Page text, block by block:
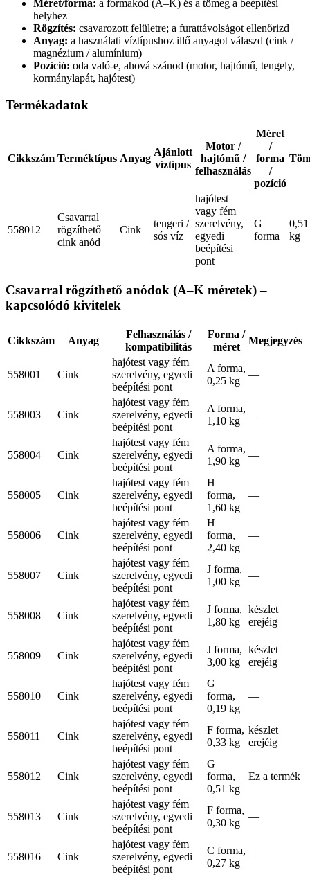
Méret/forma: a formakód (A–K) és a tömeg a beépítési
helyhez
Rögzítés: csavarozott felületre; a furattávolságot ellenőrizd
Anyag: a használati víztípushoz illő anyagot válaszd (cink /
magnézium / alumínium)
Pozíció: oda való-e, ahová szánod (motor, hajtómű, tengely,
kormánylapát, hajótest)
Termékadatok
Cikkszám Terméktípus Anyag
Ajánlott
víztípus
Motor /
hajtómű /
felhasználás
Méret
/
forma
/
pozíció
558012
Csavarral
rögzíthető
cink anód
Cink
tengeri /
sós víz
hajótest
vagy fém
szerelvény,
egyedi
beépítési
pont
G
forma
0,51
kg
Csavarral rögzíthető anódok (A–K méretek) –
kapcsolódó kivitelek
Cikkszám Anyag
Felhasználás /
kompatibilitás
Forma /
méret
Megjegyzés
558001 Cink
hajótest vagy fém
szerelvény, egyedi
beépítési pont
A forma,
0,25 kg
—
558003 Cink
hajótest vagy fém
szerelvény, egyedi
beépítési pont
A forma,
1,10 kg
—
558004 Cink
hajótest vagy fém
szerelvény, egyedi
beépítési pont
A forma,
1,90 kg
—
558005 Cink
hajótest vagy fém
szerelvény, egyedi
beépítési pont
H
forma,
1,60 kg
—
558006 Cink
hajótest vagy fém
szerelvény, egyedi
beépítési pont
H
forma,
2,40 kg
—
558007 Cink
hajótest vagy fém
szerelvény, egyedi
beépítési pont
J forma,
1,00 kg
—
558008 Cink
hajótest vagy fém
szerelvény, egyedi
beépítési pont
J forma,
1,80 kg
készlet
erejéig
558009 Cink
hajótest vagy fém
szerelvény, egyedi
beépítési pont
J forma,
3,00 kg
készlet
erejéig
558010 Cink
hajótest vagy fém
szerelvény, egyedi
beépítési pont
G
forma,
0,19 kg
—
558011 Cink
hajótest vagy fém
szerelvény, egyedi
beépítési pont
F forma,
0,33 kg
készlet
erejéig
558012 Cink
hajótest vagy fém
szerelvény, egyedi
beépítési pont
G
forma,
0,51 kg
Ez a termék
558013 Cink
hajótest vagy fém
szerelvény, egyedi
beépítési pont
F forma,
0,30 kg
—
558016 Cink
hajótest vagy fém
szerelvény, egyedi
beépítési pont
C forma,
0,27 kg
—